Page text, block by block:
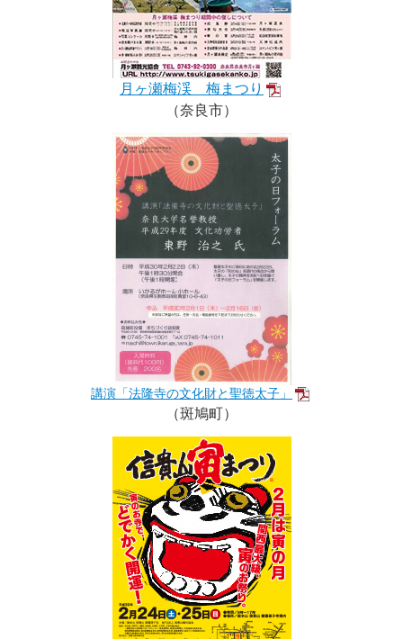
月ヶ瀬梅渓 梅まつり
（奈良市）
講演「法隆寺の文化財と聖徳太子」
（斑鳩町）